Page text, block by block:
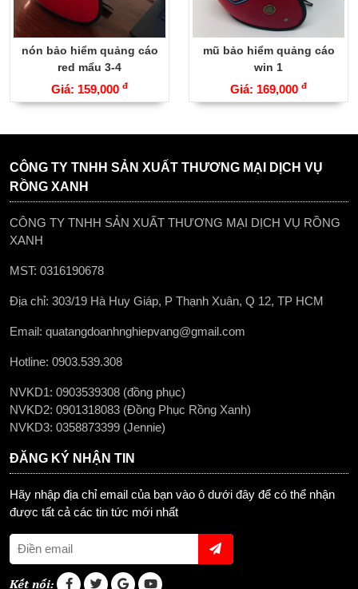
nón bảo hiểm quảng cáo
red mẩu 3-4
Giá: 159,000 đ
mũ bảo hiểm quảng cáo
win 1
Giá: 169,000 đ
CÔNG TY TNHH SẢN XUẤT THƯƠNG MẠI DỊCH VỤ
RỒNG XANH
CÔNG TY TNHH SẢN XUẤT THƯƠNG MẠI DỊCH VỤ RỒNG
XANH
MST: 0316190678
Địa chỉ: 303/19 Hà Huy Giáp, P Thạnh Xuân, Q 12, TP HCM
Email: quatangdoanhnghiepvang@gmail.com
Hotline: 0903.539.308
NVKD1: 0903539308 (đồng phục)
NVKD2: 0901318083 (Đồng Phục Rồng Xanh)
NVKD3: 0358873399 (Jennie)
ĐĂNG KÝ NHẬN TIN
Hãy nhập địa chỉ email của bạn vào ô dưới đây để có thể nhận
được tất cả các tin tức mới nhất
Kết nối: